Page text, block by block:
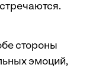
стороны
эмоций,